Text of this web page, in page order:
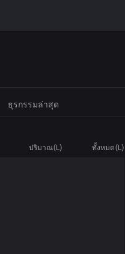
ธุรกรรมล่าสุด
ปริมาณ(L) ทั้งหมด(L)